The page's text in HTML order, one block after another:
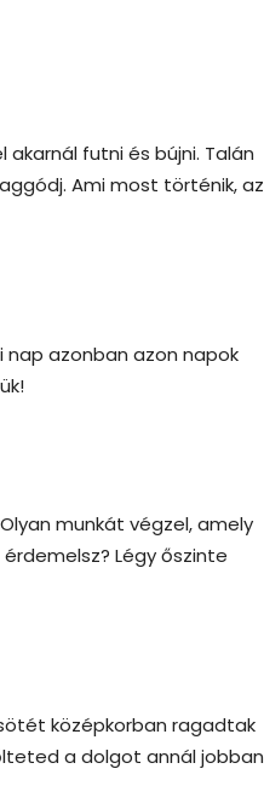
futni és bújni. Talán
Ami most történik, az
nap azonban azon napok
munkát végzel, amely
Légy őszinte
középkorban ragadtak
a dolgot annál jobban